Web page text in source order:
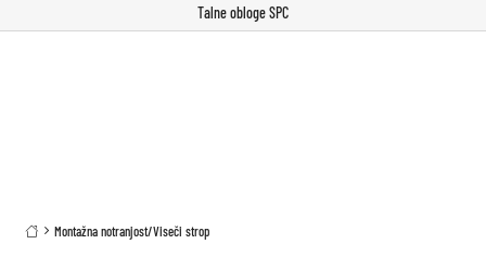
Talne obloge SPC
 Montažna notranjost/Viseči strop